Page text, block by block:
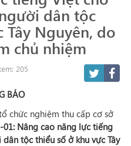
dân tộc
Nguyên, do
chủ nhiệm
205
BÁO
chức nghiệm thu cấp cơ sở
01: Nâng cao năng lực tiếng
tộc thiểu số ở khu vực Tây